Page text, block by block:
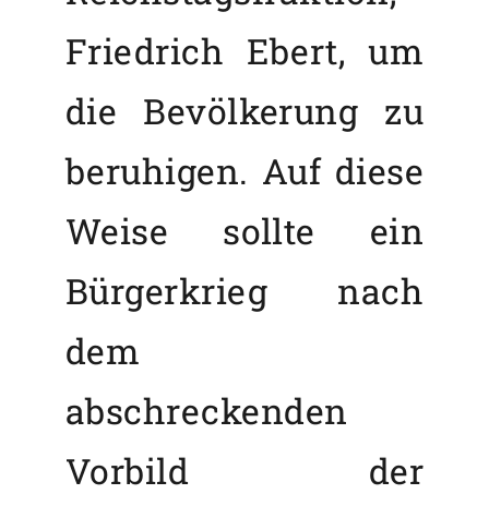
Friedrich Ebert, um
die Bevölkerung zu
beruhigen. Auf diese
Weise sollte ein
Bürgerkrieg nach
dem
abschreckenden
Vorbild der